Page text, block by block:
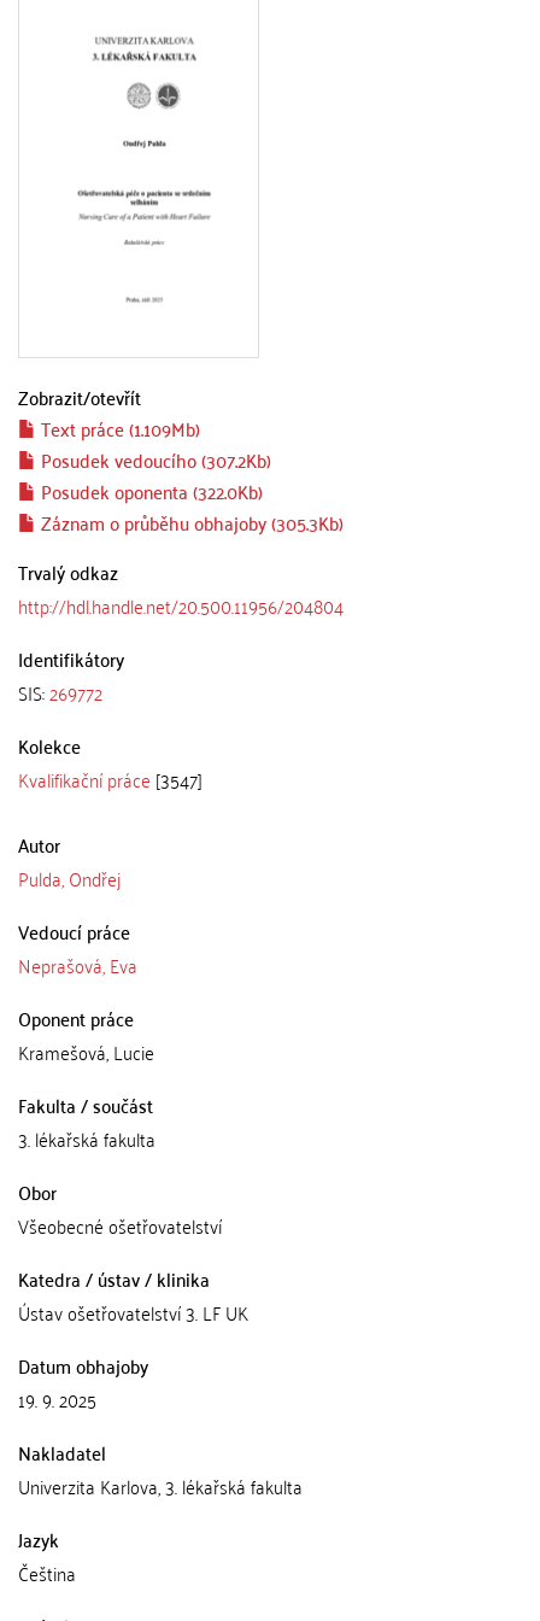
Zobrazit/otevřít
Text práce (1.109Mb)
Posudek vedoucího (307.2Kb)
Posudek oponenta (322.0Kb)
Záznam o průběhu obhajoby (305.3Kb)
Trvalý odkaz
http://hdl.handle.net/20.500.11956/204804
Identifikátory
SIS:269772
Kolekce
Kvalifikační práce [3547]
Autor
Pulda, Ondřej
Vedoucí práce
Neprašová, Eva
Oponent práce
Kramešová, Lucie
Fakulta / součást
3. lékařská fakulta
Obor
Všeobecné ošetřovatelství
Katedra / ústav / klinika
Ústav ošetřovatelství 3. LF UK
Datum obhajoby
19. 9. 2025
Nakladatel
Univerzita Karlova, 3. lékařská fakulta
Jazyk
Čeština